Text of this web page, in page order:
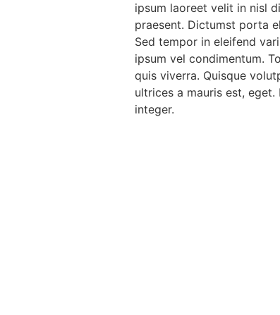
ipsum laoreet velit in nisl
praesent. Dictumst porta
Sed tempor in eleifend
ipsum vel condimentum.
quis viverra. Quisque
ultrices a mauris est, eget.
integer.